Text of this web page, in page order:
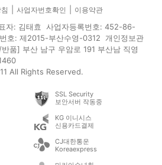
사업자번호확인 이용약관
자: 김태효 사업자등록번호: 452-86-
호: 제2015-부산수영-0312 개인정보관
품] 부산 남구 우암로 191 부산남 직영
All Rights Reserved.
SSL Security
보안서버 작동중
KG 이니시스
신용카드결제
CJ대한통운
Koreaexpress